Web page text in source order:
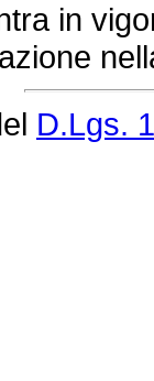
in
D.Lgs.